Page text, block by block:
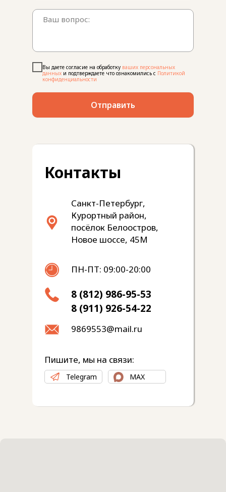
Контакты
Вы даете согласие на обработку ваших персональных
данных и подтверждаете что ознакомились с Политикой
конфиденциальности
Отправить
ПН-ПТ: 09:00-20:00
9869553@mail.ru
Пишите, мы на связи:
8 (812) 986-95-53
8 (911) 926-54-22
Санкт-Петербург,
Курортный район,
посёлок Белоостров,
Новое шоссе, 45М
Telegram MAX